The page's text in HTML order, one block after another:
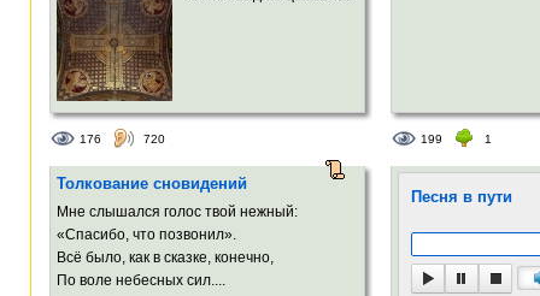
176 720 199 1
Толкование сновидений
Мне слышался голос твой нежный:
«Спасибо, что позвонил».
Всё было, как в сказке, конечно,
По воле небесных сил....
Песня в пути